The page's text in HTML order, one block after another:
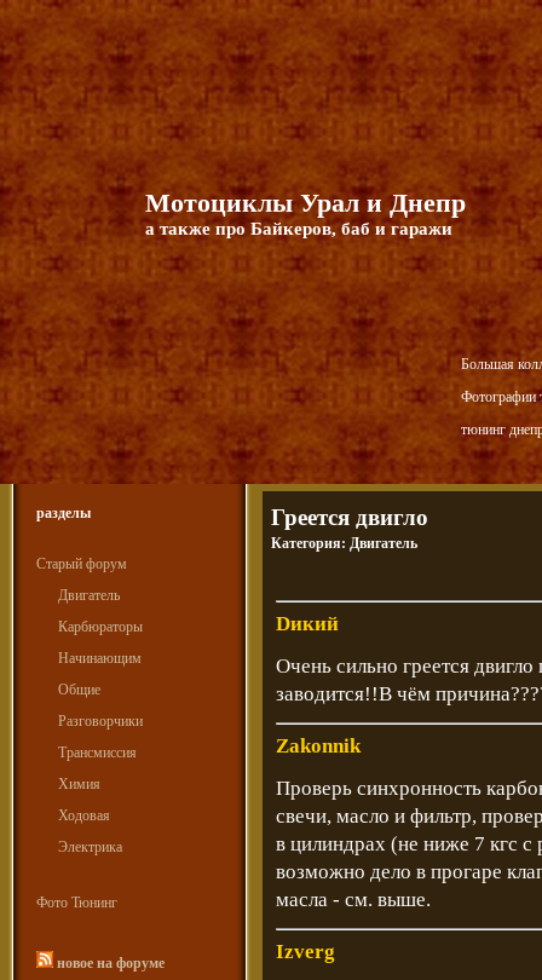
Мотоциклы Урал и Днепр
а также про Байкеров, баб и гаражи
Большая
Фотографии
тюнинг
разделы
Старый форум
Двигатель
Карбюраторы
Начинающим
Общие
Разговорчики
Трансмиссия
Химия
Ходовая
Электрика
Фото Тюнинг
новое на форуме
Греется двигло
Категория: Двигатель
Dикий
Очень сильно греется
заводится!!В чём
Zakonnik
Проверь синхронность
свечи, масло и фильтр,
в цилиндрах (не ниже 7 кгс с
возможно дело в прогаре
масла - см. выше.
Izverg